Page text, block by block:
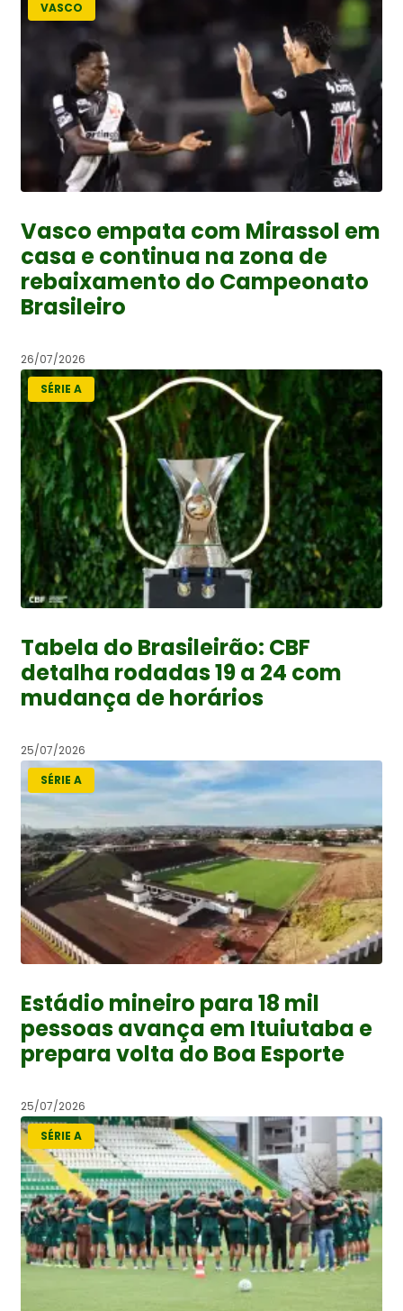
VASCO
Vasco empata com Mirassol em
casa e continua na zona de
rebaixamento do Campeonato
Brasileiro
26/07/2026
SÉRIE A
Tabela do Brasileirão: CBF
detalha rodadas 19 a 24 com
mudança de horários
25/07/2026
SÉRIE A
Estádio mineiro para 18 mil
pessoas avança em Ituiutaba e
prepara volta do Boa Esporte
25/07/2026
SÉRIE A